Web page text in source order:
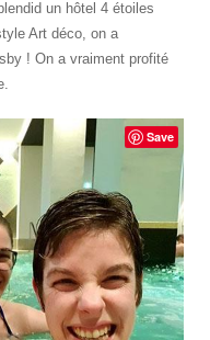
un hôtel 4 étoiles
Art déco, on a
! On a vraiment profité
Save